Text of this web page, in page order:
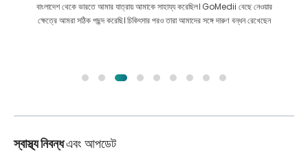
বাংলাদেশ থেকে ভারতে আমার যাত্রায় আমাকে সাহায্য করেছিল। GoMedii বেছে নেওয়ার
ক্ষেত্রে আমরা সঠিক পছন্দ করেছি। চিকিৎসার পরও তারা আমাদের সঙ্গে দারুণ বন্ধন রেখেছেন
স্বাস্থ্য নিবন্ধএবং আপডেট